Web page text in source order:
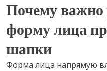
Почему
форму лица
шапки
Форма лица напрямую